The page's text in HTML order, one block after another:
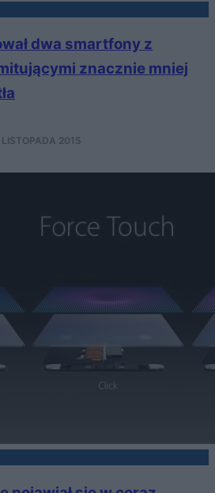
dwa smartfony z
znacznie mniej
LISTOPADA 2015